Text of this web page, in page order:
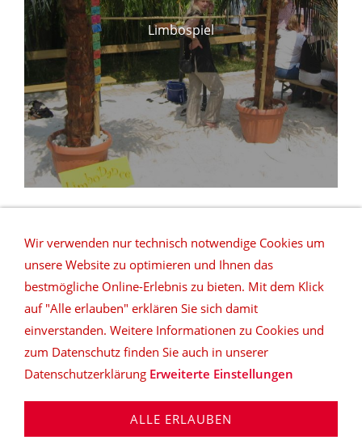
Limbospiel
REFERENZEN NETZWERK
DATENSCHUTZ
top|ten music & moreDaniel Klöpper | Rosenstraße 6
| D-32832 Augustdorf | Tel: 05237-890934 | Fax: 05237-
890935 | info@lippe-event.de
Wir verwenden nur technisch notwendige Cookies um
unsere Website zu optimieren und Ihnen das
bestmögliche Online-Erlebnis zu bieten. Mit dem Klick
auf "Alle erlauben" erklären Sie sich damit
einverstanden. Weitere Informationen zu Cookies und
zum Datenschutz finden Sie auch in unserer
Datenschutzerklärung Erweiterte Einstellungen
ALLE ERLAUBEN